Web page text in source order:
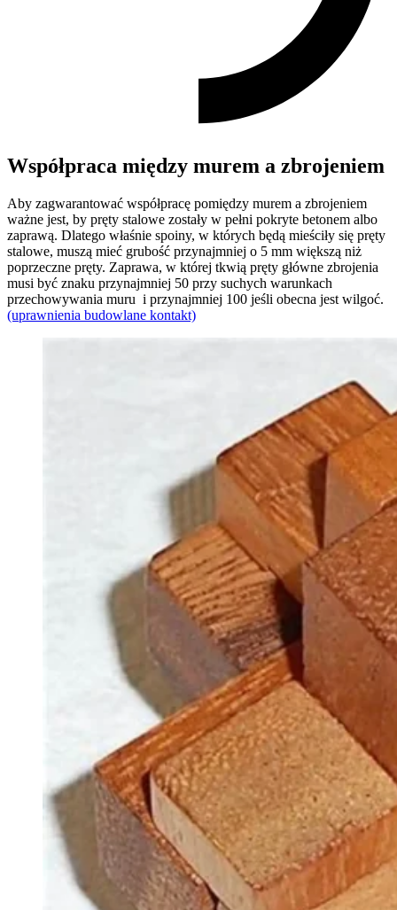
Współpraca między murem a zbrojeniem
Aby zagwarantować współpracę pomiędzy murem a zbrojeniem
ważne jest, by pręty stalowe zostały w pełni pokryte betonem albo
zaprawą. Dlatego właśnie spoiny, w których będą mieściły się pręty
stalowe, muszą mieć grubość przynajmniej o 5 mm większą niż
poprzeczne pręty. Zaprawa, w której tkwią pręty główne zbrojenia
musi być znaku przynajmniej 50 przy suchych warunkach
przechowywania muru i przynajmniej 100 jeśli obecna jest wilgoć.
(uprawnienia budowlane kontakt)